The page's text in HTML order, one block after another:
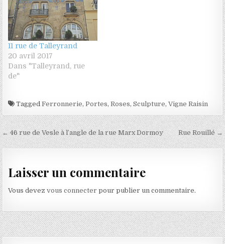
11 rue de Talleyrand
20 avril 2017
Dans "Talleyrand, rue
de"
TaggedFerronnerie,Portes,Roses,Sculpture,Vigne Raisin
Navigation de l’article Rue Rouillé →
← 46 rue de Vesle à l’angle de la rue Marx Dormoy
Laisser un commentaire
Vous devezvous connecter pour publier un commentaire.